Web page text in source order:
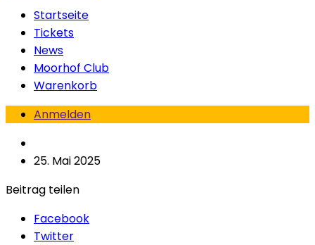
Startseite
Tickets
News
Moorhof Club
Warenkorb
Anmelden
25. Mai 2025
Beitrag teilen
Facebook
Twitter